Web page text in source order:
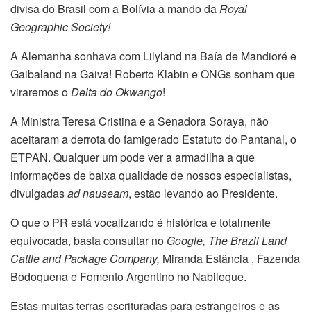
divisa do Brasil com a Bolívia a mando daRoyal
Geographic Society!
A Alemanha sonhava com Lilyland na Baía de Mandioré e
Gaibaland na Gaiva! Roberto Klabin e ONGs sonham que
viraremos oDelta do Okwango!
A Ministra Teresa Cristina e a Senadora Soraya, não
aceitaram a derrota do famigerado Estatuto do Pantanal, o
ETPAN. Qualquer um pode ver a armadilha a que
informações de baixa qualidade de nossos especialistas,
divulgadasad nauseam, estão levando ao Presidente.
O que o PR está vocalizando é histórica e totalmente
equivocada, basta consultar no Google, The Brazil Land
Cattle and Package Company, Miranda Estância , Fazenda
Bodoquena e Fomento Argentino no Nabileque.
Estas muitas terras escrituradas para estrangeiros e as